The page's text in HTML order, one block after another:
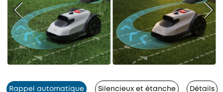
Rappel automatique Silencieux et étanche Détails